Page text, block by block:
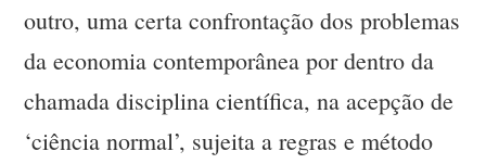
outro, uma certa confrontação dos problemas
da economia contemporânea por dentro da
chamada disciplina científica, na acepção de
‘ciência normal’, sujeita a regras e método